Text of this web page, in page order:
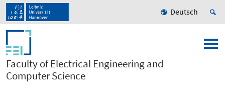
Deutsch
Faculty of Electrical Engineering and
Computer Science